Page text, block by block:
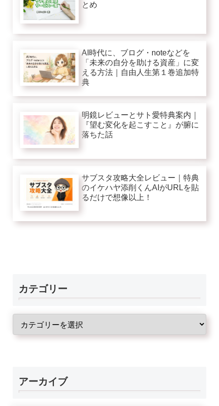
とめ
AI時代に、ブログ・noteなどを
「未来の自分を助ける資産」に変
える方法｜自由人生第１巻追加特
典
明鏡レビューとサト愛特典案内｜
『望む変化を起こすこと』が腑に
落ちた話
サブスタ攻略大全レビュー｜特典
のイケハヤ添削くんAIがURLを貼
るだけで想像以上！
カテゴリー
アーカイブ